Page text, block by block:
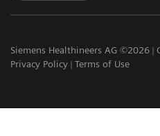
Siemens Healthineers AG ©2026
Privacy Policy
Terms of Use